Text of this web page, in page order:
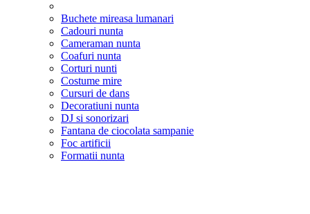
Buchete mireasa lumanari
Cadouri nunta
Cameraman nunta
Coafuri nunta
Corturi nunti
Costume mire
Cursuri de dans
Decoratiuni nunta
DJ si sonorizari
Fantana de ciocolata sampanie
Foc artificii
Formatii nunta